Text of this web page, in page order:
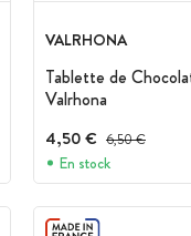
VALRHONA
Tablette de
Valrhona
4,50 € Prix avant
6,50 €
En stock